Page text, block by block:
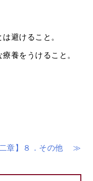
避けること。
養をうけること。
二章】８．その他 ≫